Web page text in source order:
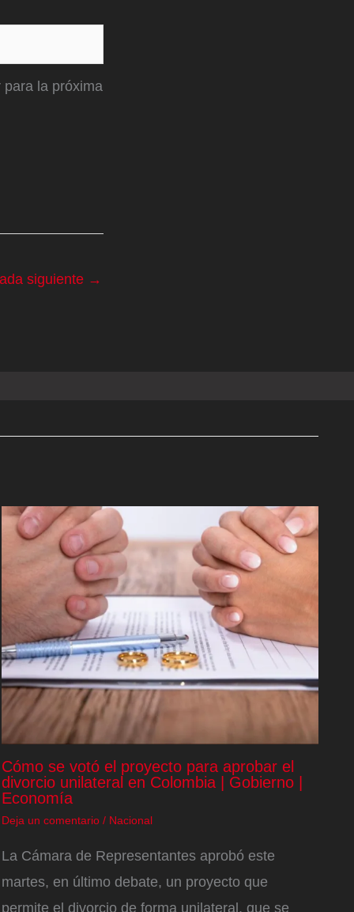
la próxima
siguiente →
Cómo se votó el proyecto para aprobar el
divorcio unilateral en Colombia | Gobierno |
Economía
Deja un comentario / Nacional
La Cámara de Representantes aprobó este
martes, en último debate, un proyecto que
permite el divorcio de forma unilateral, que se